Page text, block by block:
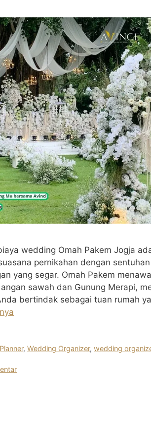
wedding Omah Pakem Jogja
pernikahan dengan
yang segar. Omah Pakem
sawah dan Gunung Merapi,
bertindak sebagai tuan rumah
,Wedding Organizer,wedding